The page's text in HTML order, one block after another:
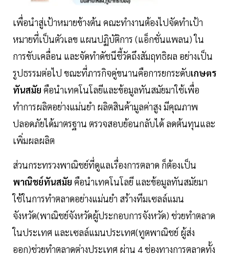
เพื่อนำสู่เป้าหมายข้างต้น คณะทำงานต้องไปจัดทำเป้า
หมายที่เป็นตัวเลข แผนปฏิบัติการ (แอ็กชั่นแพลน) ใน
การขับเคลื่อน และจัดทำดัชนีชี้วัดถึงสัมฤทธิผล อย่างเป็น
รูปธรรมต่อไป ขณะที่ภารกิจคู่ขนานคือการยกระดับเกษตร
ทันสมัย คือนำเทคโนโลยีและข้อมูลทันสมัยมาใช้เพื่อ
ทำการผลิตอย่างแม่นยำ ผลิตสินค้ามูลค่าสูง มีคุณภาพ
ปลอดภัยได้มาตรฐาน ตรวจสอบย้อนกลับได้ ลดต้นทุนและ
เพิ่มผลผลิต
ส่วนกระทรวงพาณิชย์ที่ดูแลเรื่องการตลาด ก็ต้องเป็น
พาณิชย์ทันสมัย คือนำเทคโนโลยี และข้อมูลทันสมัยมา
ใช้ในการทำตลาดอย่างแม่นยำ สร้างทีมเซลล์แมน
จังหวัด(พาณิชย์จังหวัดผู้ประกอบการจังหวัด) ช่วยทำตลาด
ในประเทศ และเซลล์แมนประเทศ(ทูตพาณิชย์ ผู้ส่ง
ออก)ช่วยทำตลาดต่างประเทศ ผ่าน 4 ช่องทางการตลาดทั้ง